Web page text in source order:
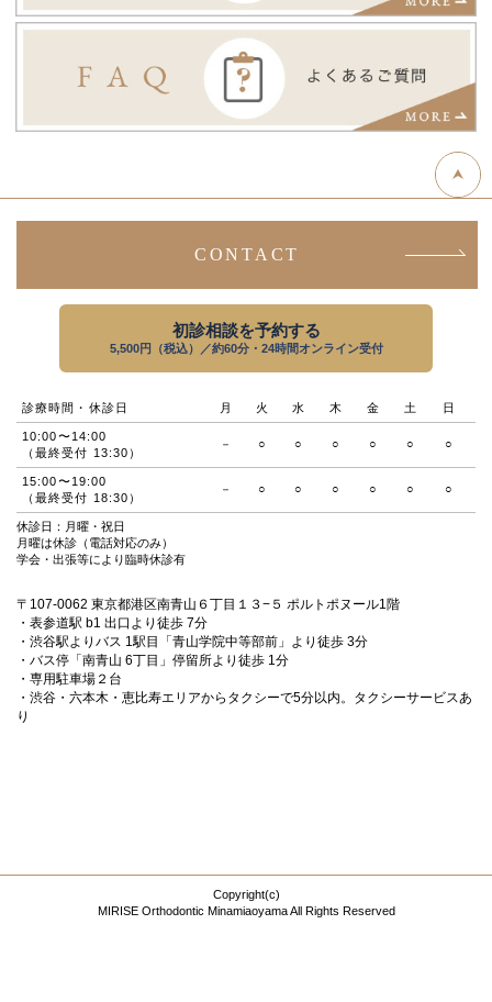
CONTACT
初診相談を予約する
5,500円（税込）／約60分・24時間オンライン受付
診療時間・休診日 月 火 水 木 金 土 日
10:00〜14:00
（最終受付 13:30）
－ ○ ○ ○ ○ ○ ○
15:00〜19:00
（最終受付 18:30）
－ ○ ○ ○ ○ ○ ○
休診日：月曜・祝日
月曜は休診（電話対応のみ）
学会・出張等により臨時休診有
〒107-0062 東京都港区南青山６丁目１３−５ ポルトポヌール1階
・表参道駅 b1 出口より徒歩 7分
・渋谷駅よりバス 1駅目「青山学院中等部前」より徒歩 3分
・バス停「南青山 6丁目」停留所より徒歩 1分
・専用駐車場２台
・渋谷・六本木・恵比寿エリアからタクシーで5分以内。タクシーサービスあ
り
Copyright(c)
MIRISE Orthodontic Minamiaoyama All Rights Reserved